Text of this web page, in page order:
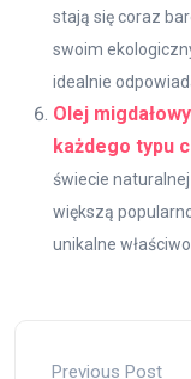
stają się coraz
swoim
idealnie
Olej
każdego typu
świecie
większą
unikalne
Previous Post